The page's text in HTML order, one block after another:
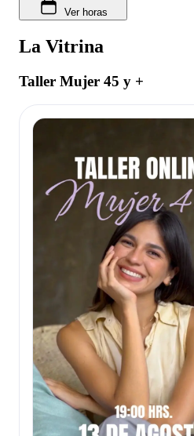
Ver horas
La Vitrina
Taller Mujer 45 y +